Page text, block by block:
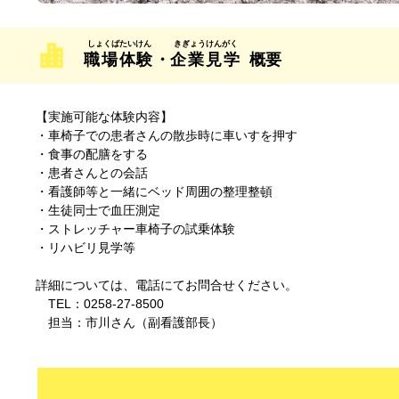
職場体験 ・企業見学 概要
【実施可能な体験内容】
・車椅子での患者さんの散歩時に車いすを押す
・食事の配膳をする
・患者さんとの会話
・看護師等と一緒にベッド周囲の整理整頓
・生徒同士で血圧測定
・ストレッチャー車椅子の試乗体験
・リハビリ見学等
詳細については、電話にてお問合せください。
TEL：0258-27-8500
担当：市川さん（副看護部長）